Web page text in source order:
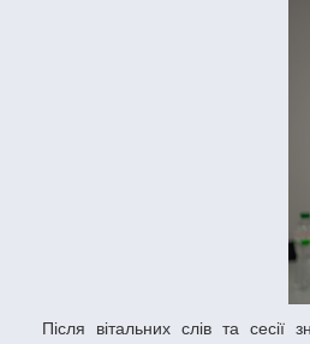
Після вітальних слів та сесії знайомств між представниками регіональних організацій розпочалося спільне визначення викликів та